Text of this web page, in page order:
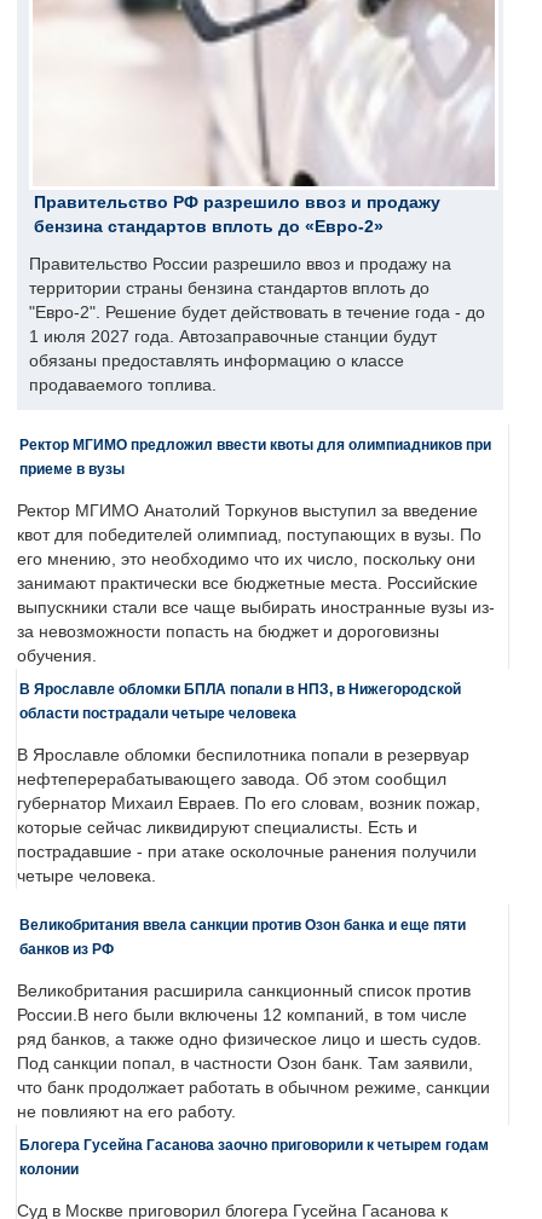
Правительство РФ разрешило ввоз и продажу
бензина стандартов вплоть до «Евро-2»
Правительство России разрешило ввоз и продажу на
территории страны бензина стандартов вплоть до
"Евро-2". Решение будет действовать в течение года - до
1 июля 2027 года. Автозаправочные станции будут
обязаны предоставлять информацию о классе
продаваемого топлива.
Ректор МГИМО предложил ввести квоты для олимпиадников при
приеме в вузы
Ректор МГИМО Анатолий Торкунов выступил за введение
квот для победителей олимпиад, поступающих в вузы. По
его мнению, это необходимо что их число, поскольку они
занимают практически все бюджетные места. Российские
выпускники стали все чаще выбирать иностранные вузы из-
за невозможности попасть на бюджет и дороговизны
обучения.
В Ярославле обломки БПЛА попали в НПЗ, в Нижегородской
области пострадали четыре человека
В Ярославле обломки беспилотника попали в резервуар
нефтеперерабатывающего завода. Об этом сообщил
губернатор Михаил Евраев. По его словам, возник пожар,
которые сейчас ликвидируют специалисты. Есть и
пострадавшие - при атаке осколочные ранения получили
четыре человека.
Великобритания ввела санкции против Озон банка и еще пяти
банков из РФ
Великобритания расширила санкционный список против
России.В него были включены 12 компаний, в том числе
ряд банков, а также одно физическое лицо и шесть судов.
Под санкции попал, в частности Озон банк. Там заявили,
что банк продолжает работать в обычном режиме, санкции
не повлияют на его работу.
Блогера Гусейна Гасанова заочно приговорили к четырем годам
колонии
Суд в Москве приговорил блогера Гусейна Гасанова к